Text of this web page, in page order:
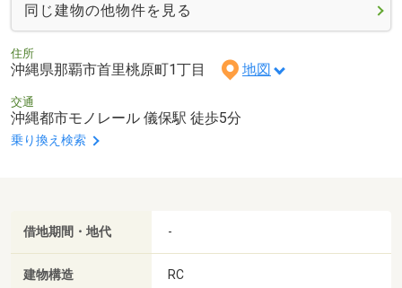
同じ建物の他物件を見る
住所
沖縄県那覇市首里桃原町1丁目 地図
交通
沖縄都市モノレール 儀保駅 徒歩5分
乗り換え検索
借地期間・地代 -
建物構造 RC